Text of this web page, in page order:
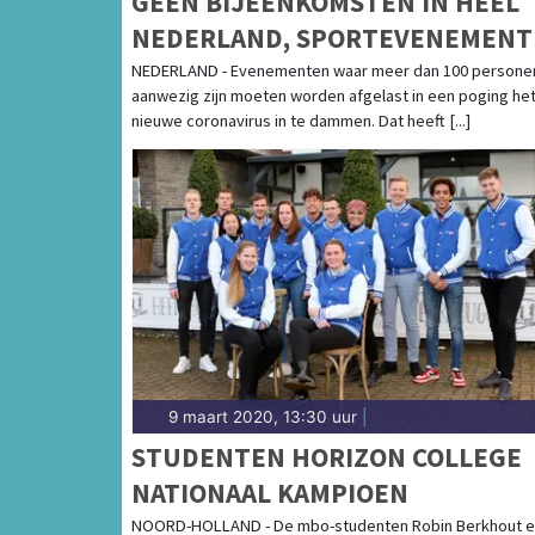
NEDERLAND,
AFGELAST
NEDERLAND - Evenementen waar meer dan 100
aanwezig zijn moeten worden afgelast in een poging het
nieuwe coronavirus in te dammen. Dat heeft [...]
9 maart 2020, 13:30 uur
STUDENTEN HORIZON COLLEGE
NATIONAAL KAMPIOEN
NOORD-HOLLAND - De mbo-studenten Robin Berkhout